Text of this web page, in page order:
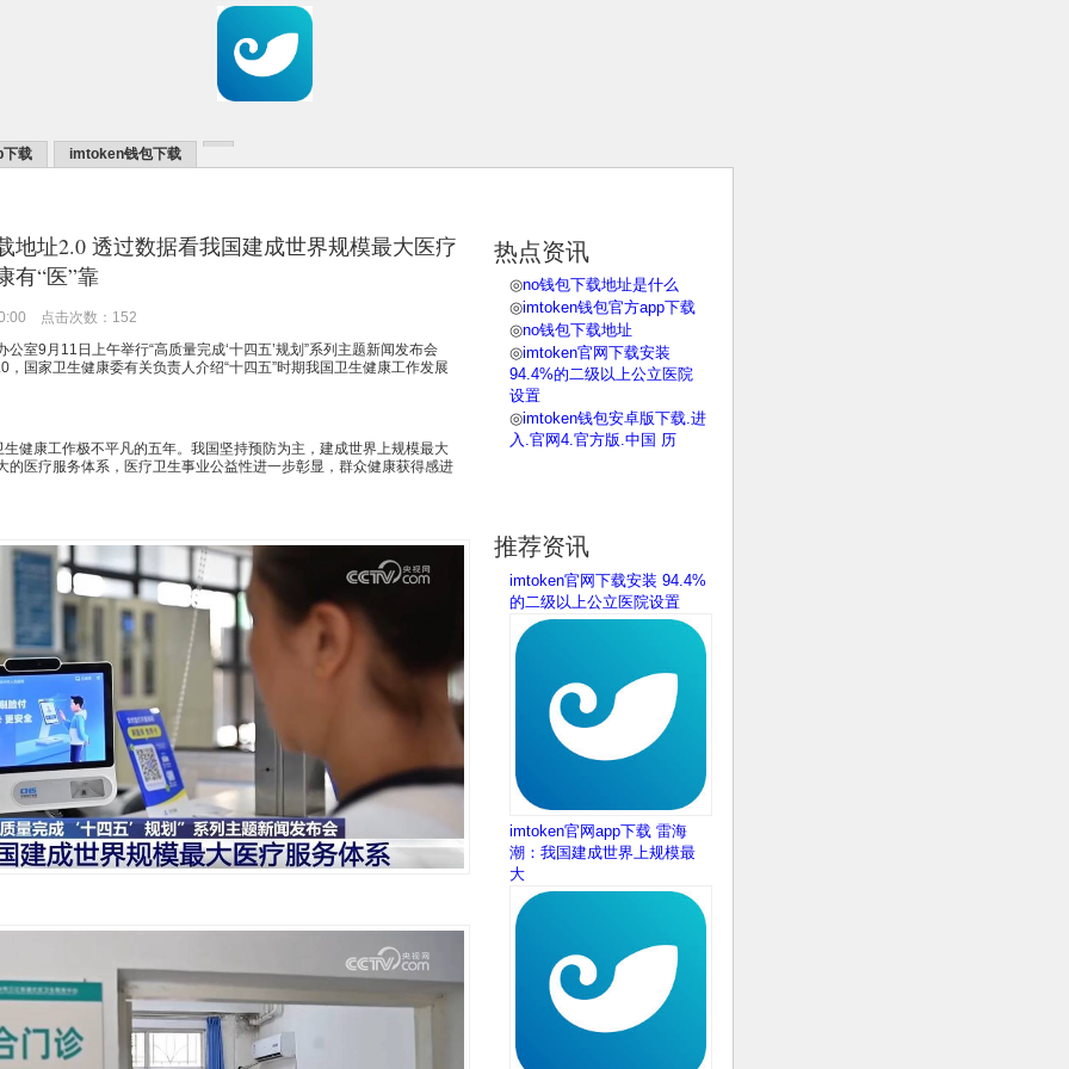
载 imtoken钱包下载
地址2.0 透过数据看我国建成世界规模最大医疗
有“医”靠
点击次数：152
室9月11日上午举行“高质量完成‘十四五’规划”系列主题新闻发布会
国家卫生健康委有关负责人介绍“十四五”时期我国卫生健康工作发展
生健康工作极不平凡的五年。我国坚持预防为主，建成世界上规模最大
的医疗服务体系，医疗卫生事业公益性进一步彰显，群众健康获得感进
热点资讯
◎no钱包下载地址是什么
◎imtoken钱包官方app下载
◎no钱包下载地址
◎imtoken官网下载安装
94.4%的二级以上公立医院
设置
◎imtoken钱包安卓版下载.进
入.官网4.官方版.中国 历
推荐资讯
imtoken官网下载安装 94.4%
的二级以上公立医院设置
imtoken官网app下载 雷海
潮：我国建成世界上规模最
大